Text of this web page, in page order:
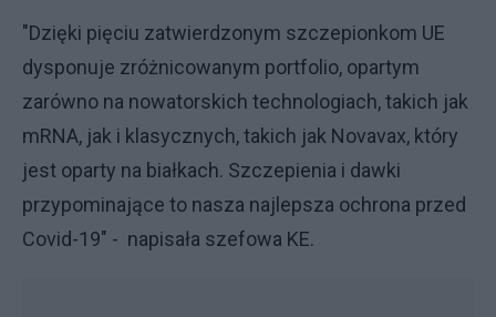
"Dzięki pięciu zatwierdzonym szczepionkom UE
dysponuje zróżnicowanym portfolio, opartym
zarówno na nowatorskich technologiach, takich jak
mRNA, jak i klasycznych, takich jak Novavax, który
jest oparty na białkach. Szczepienia i dawki
przypominające to nasza najlepsza ochrona przed
Covid-19" - napisała szefowa KE.